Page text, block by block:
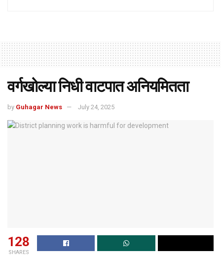
वर्गखोल्या निधी वाटपात अनियमितता
by Guhagar News July 24, 2025
128
SHARES